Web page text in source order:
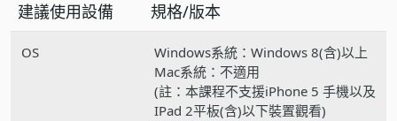
建議使用設備 規格/版本
OS
Windows系統：Windows 8(含)以上
Mac系統：不適用
(註：本課程不支援iPhone 5 手機以及
IPad 2平板(含)以下裝置觀看)